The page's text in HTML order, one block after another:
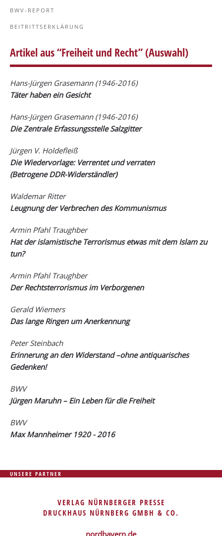
BWV-REPORT
BEITRITTSERKLÄRUNG
Artikel aus “Freiheit und Recht” (Auswahl)
Hans-Jürgen Grasemann(1946-2016)
Täter haben ein Gesicht
Hans-Jürgen Grasemann(1946-2016)
Die Zentrale Erfassungsstelle Salzgitter
Jürgen V. Holdefleiß
Die Wiedervorlage: Verrentet und verraten
(Betrogene DDR-Widerständler)
Waldemar Ritter
Leugnung der Verbrechen des Kommunismus
Armin Pfahl Traughber
Hat der islamistische Terrorismus etwas mit dem Islam zu
tun?
Armin Pfahl Traughber
Der Rechtsterrorismus im Verborgenen
Gerald Wiemers
Das lange Ringen um Anerkennung
Peter Steinbach
Erinnerung an den Widerstand –ohne antiquarisches
Gedenken!
BWV
Jürgen Maruhn – Ein Leben für die Freiheit
BWV
Max Mannheimer 1920 - 2016
UNSERE PARTNER
VERLAG NÜRNBERGER PRESSE
DRUCKHAUS NÜRNBERG GMBH & CO.
nordbayern.de